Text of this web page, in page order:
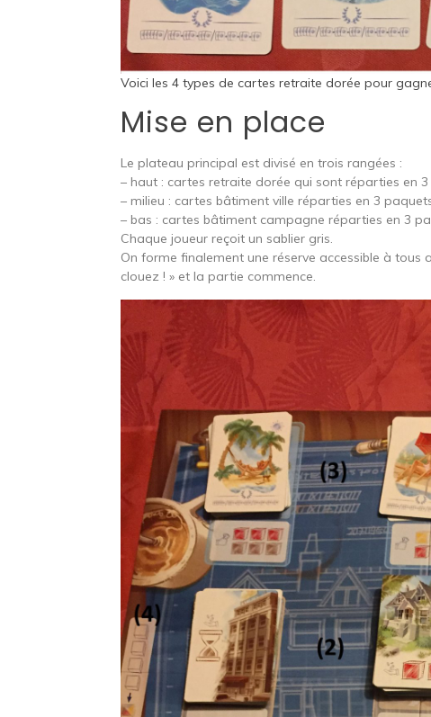
Voici les 4 types de cartes retraite dorée pour
Mise en place
Le plateau principal est divisé en trois rangées :
– haut : cartes retraite dorée qui sont réparties en
– milieu : cartes bâtiment ville réparties en 3
– bas : cartes bâtiment campagne réparties en 3
Chaque joueur reçoit un sablier gris.
On forme finalement une réserve accessible à tous
clouez ! » et la partie commence.